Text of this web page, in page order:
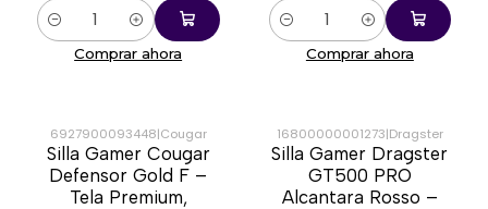
Cantidad
Comprar ahora
Cantidad
Comprar ahora
-28%
6927900093448|Cougar
Silla Gamer Cougar
Defensor Gold F –
Tela Premium,
-34%
16800000001273|Dragster
Silla Gamer Dragster
GT500 PRO
Alcantara Rosso –